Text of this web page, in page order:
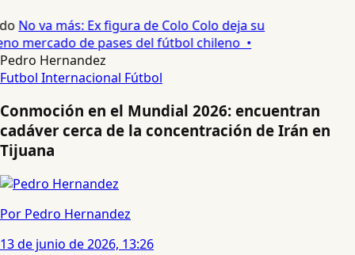
No va más: Ex figura de Colo Colo deja su
mercado de pases del fútbol chileno •
Pedro Hernandez
Futbol Internacional Fútbol
Conmoción en el Mundial 2026: encuentran
cadáver cerca de la concentración de Irán en
Tijuana
Por Pedro Hernandez
13 de junio de 2026, 13:26